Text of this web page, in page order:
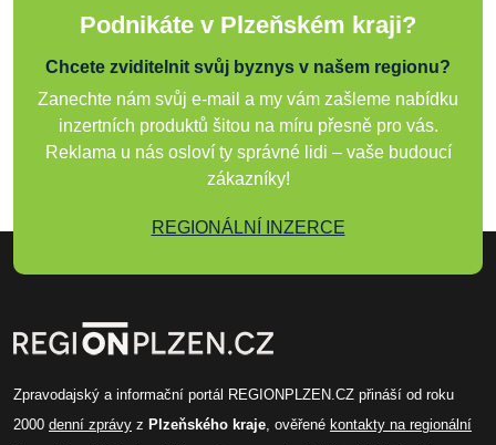
Podnikáte v Plzeňském kraji?
Chcete zviditelnit svůj byznys v našem regionu?
Zanechte nám svůj e-mail a my vám zašleme nabídku
inzertních produktů šitou na míru přesně pro vás.
Reklama u nás osloví ty správné lidi – vaše budoucí
zákazníky!
REGIONÁLNÍ INZERCE
Zpravodajský a informační portál REGIONPLZEN.CZ přináší od roku
2000 denní zprávy z Plzeňského kraje, ověřené kontakty na regionální